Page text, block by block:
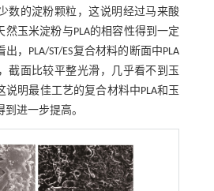
数的淀粉颗粒，这说明经过马来酸
然玉米淀粉与PLA的相容性得到一定
出，PLA/ST/ES复合材料的断面中PLA
截面比较平整光滑，几乎看不到玉
说明最佳工艺的复合材料中PLA和玉
进一步提高。